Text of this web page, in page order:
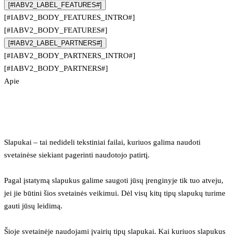
[#IABV2_LABEL_FEATURES#]
[#IABV2_BODY_FEATURES_INTRO#]
[#IABV2_BODY_FEATURES#]
[#IABV2_LABEL_PARTNERS#]
[#IABV2_BODY_PARTNERS_INTRO#]
[#IABV2_BODY_PARTNERS#]
Apie
Slapukai – tai nedideli tekstiniai failai, kuriuos galima naudoti
svetainėse siekiant pagerinti naudotojo patirtį.
Pagal įstatymą slapukus galime saugoti jūsų įrenginyje tik tuo atveju,
jei jie būtini šios svetainės veikimui. Dėl visų kitų tipų slapukų turime
gauti jūsų leidimą.
Šioje svetainėje naudojami įvairių tipų slapukai. Kai kuriuos slapukus